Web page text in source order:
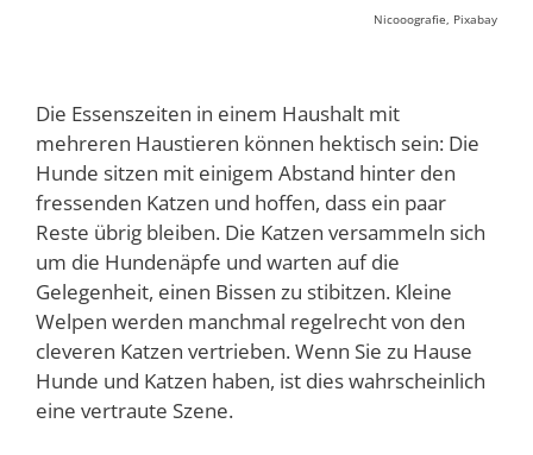
Nicooografie, Pixabay
Die Essenszeiten in einem Haushalt mit
mehreren Haustieren können hektisch sein: Die
Hunde sitzen mit einigem Abstand hinter den
fressenden Katzen und hoffen, dass ein paar
Reste übrig bleiben. Die Katzen versammeln sich
um die Hundenäpfe und warten auf die
Gelegenheit, einen Bissen zu stibitzen. Kleine
Welpen werden manchmal regelrecht von den
cleveren Katzen vertrieben. Wenn Sie zu Hause
Hunde und Katzen haben, ist dies wahrscheinlich
eine vertraute Szene.